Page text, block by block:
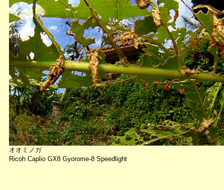
オオミノガ
Ricoh Caplio GX8 Gyorome-8 Speedlight